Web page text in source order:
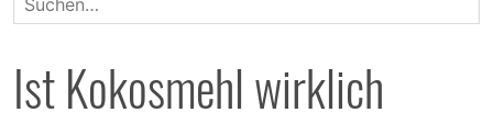
Ist Kokosmehl wirklich